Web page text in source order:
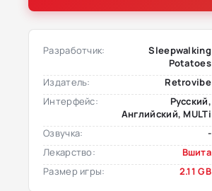
Разработчик:
Sleepwalking
Potatoes
Издатель:
Retrovibe
Интерфейс:
Русский,
Английский, MULTi
Озвучка:
-
Лекарство:
Вшита
Размер игры:
2.11 GB